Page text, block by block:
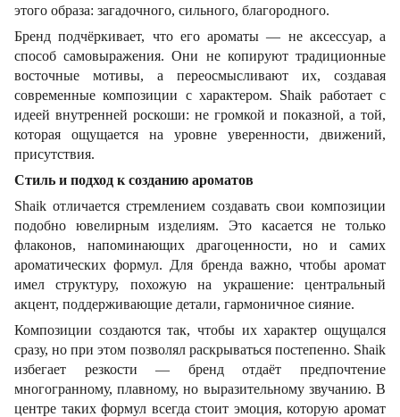
этого образа: загадочного, сильного, благородного.
Бренд подчёркивает, что его ароматы — не аксессуар, а
способ самовыражения. Они не копируют традиционные
восточные мотивы, а переосмысливают их, создавая
современные композиции с характером. Shaik работает с
идеей внутренней роскоши: не громкой и показной, а той,
которая ощущается на уровне уверенности, движений,
присутствия.
Стиль и подход к созданию ароматов
Shaik отличается стремлением создавать свои композиции
подобно ювелирным изделиям. Это касается не только
флаконов, напоминающих драгоценности, но и самих
ароматических формул. Для бренда важно, чтобы аромат
имел структуру, похожую на украшение: центральный
акцент, поддерживающие детали, гармоничное сияние.
Композиции создаются так, чтобы их характер ощущался
сразу, но при этом позволял раскрываться постепенно. Shaik
избегает резкости — бренд отдаёт предпочтение
многогранному, плавному, но выразительному звучанию. В
центре таких формул всегда стоит эмоция, которую аромат